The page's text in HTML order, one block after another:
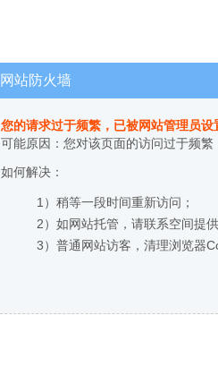
网站防火墙
您的请求过于频繁，已被网站管理员设
可能原因：您对该页面的访问过于频繁
如何解决：
1）稍等一段时间重新访问；
2）如网站托管，请联系空间提供
3）普通网站访客，清理浏览器